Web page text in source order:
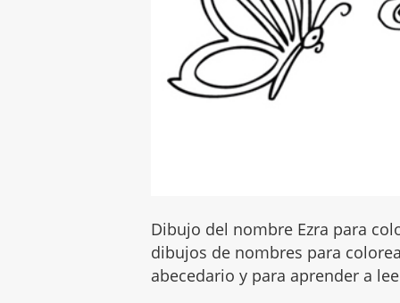
Dibujo del nombre Ezra para
dibujos de nombres para
abecedario y para aprender a